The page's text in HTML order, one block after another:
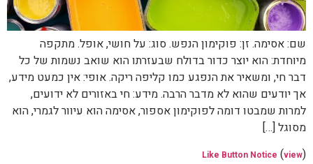
שם: אסימה. זן: פוקימון הנפש. סוג: על חושי, אופל. מתקפה
מיוחדת: הוא יוצר כדור בדולח שבעזרתו הוא שואב נשמות של כל
דבר חי, ומשאיר את הנפגע כמו קליפה ריקה. אופי: אין כמעט מידע,
אך יודעים שהוא לא מדבר הרבה. מידע: חי באזורים לא ידועים,
למרות שמבטו דומה לפוקימון אספור, אסימה הוא עיוור לגמרי, הוא
מסוגל […]
Like Button Notice (view)